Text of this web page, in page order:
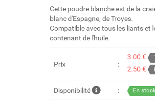
Cette poudre blanche est de la
blanc d'Espagne, de Troyes.
Compatible avec tous les liants et
contenant de l'huile.
Prix
3.00 €
2.50 €
Disponibilité En